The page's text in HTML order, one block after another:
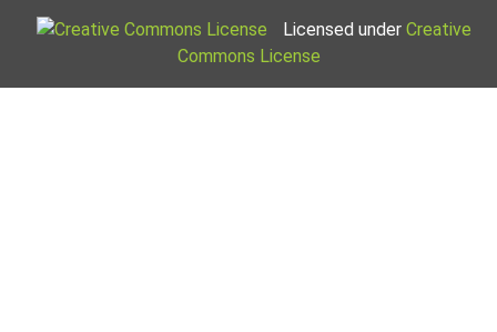
Licensed under Creative
Commons License